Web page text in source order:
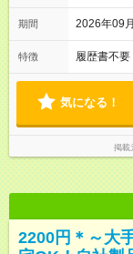
期間 2026年09
特徴 履歴書不要
気になる！
掲載
2200円＊～大